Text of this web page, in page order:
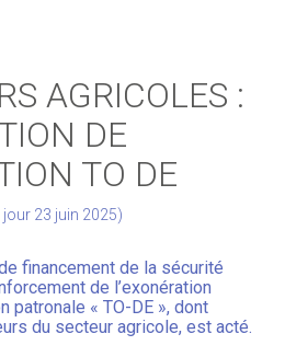
AGRICOLES :
DE
TO DE
jour 23 juin 2025)
financement de la sécurité
de l’exonération
« TO-DE », dont
du secteur agricole, est acté.